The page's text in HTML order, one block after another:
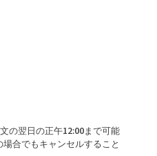
の翌日の正午12:00まで可能
合でもキャンセルすること